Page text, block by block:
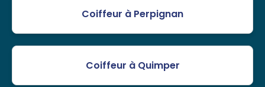
Coiffeur à Perpignan
Coiffeur à Quimper